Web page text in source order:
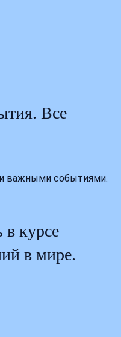
Все
важными событиями.
в курсе
в мире.